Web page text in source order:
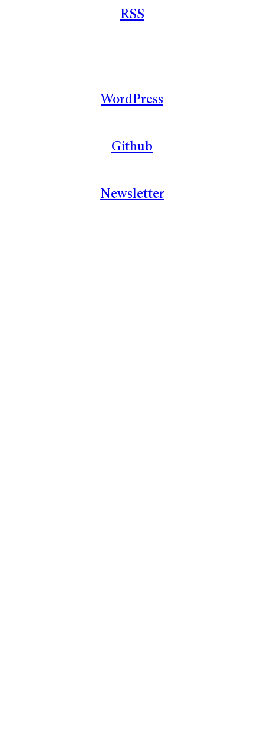
RSS
WordPress
Github
Newsletter